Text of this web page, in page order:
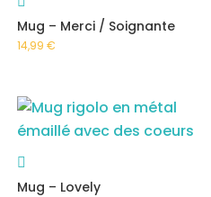
Mug – Merci / Soignante
14,99€
Mug – Lovely